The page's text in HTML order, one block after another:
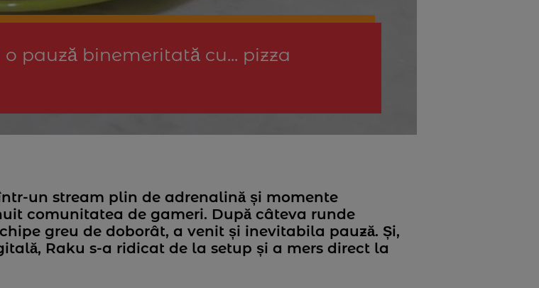
pauză binemeritată cu... pizza
un stream plin de adrenalină și momente
comunitatea de gameri. După câteva runde
greu de doborât, a venit și inevitabila pauză. Și,
Raku s-a ridicat de la setup și a mers direct la